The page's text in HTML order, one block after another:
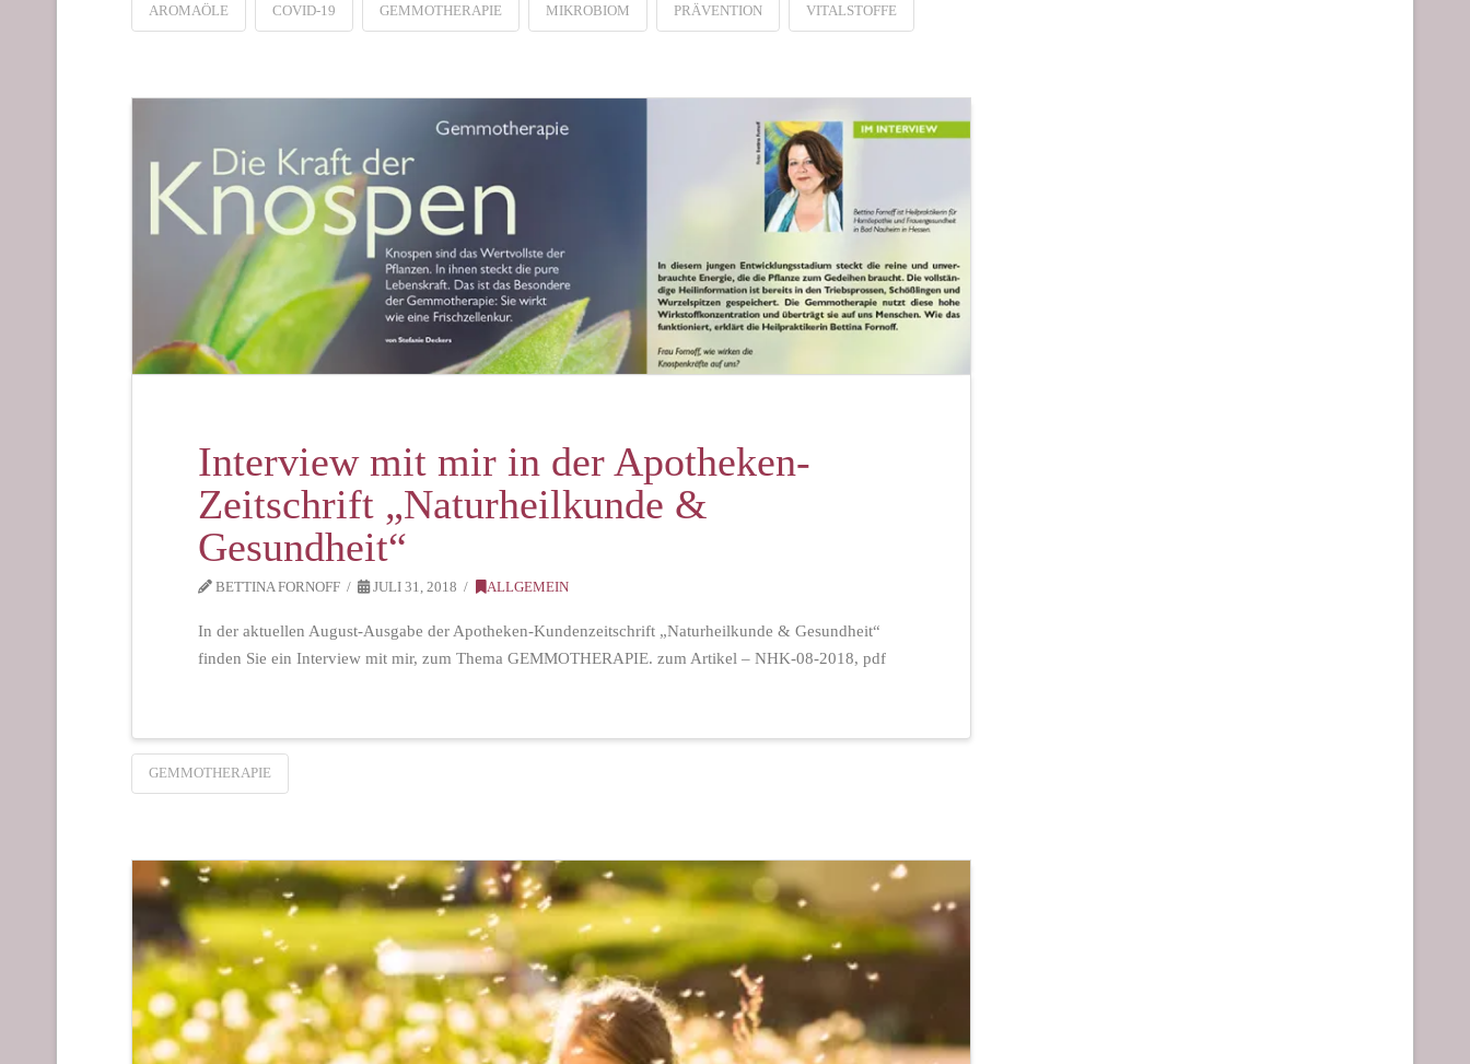
AROMAÖLE COVID-19 GEMMOTHERAPIE MIKROBIOM PRÄVENTION VITALSTOFFE
Interview mit mir in der Apotheken-
Zeitschrift „Naturheilkunde &
Gesundheit“
BETTINA FORNOFF JULI 31, 2018 ALLGEMEIN
In der aktuellen August-Ausgabe der Apotheken-Kundenzeitschrift „Naturheilkunde & Gesundheit“
finden Sie ein Interview mit mir, zum Thema GEMMOTHERAPIE. zum Artikel – NHK-08-2018, pdf
GEMMOTHERAPIE